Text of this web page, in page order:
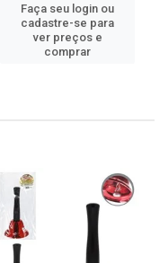
Faça seu login ou
cadastre-se para
ver preços e
comprar